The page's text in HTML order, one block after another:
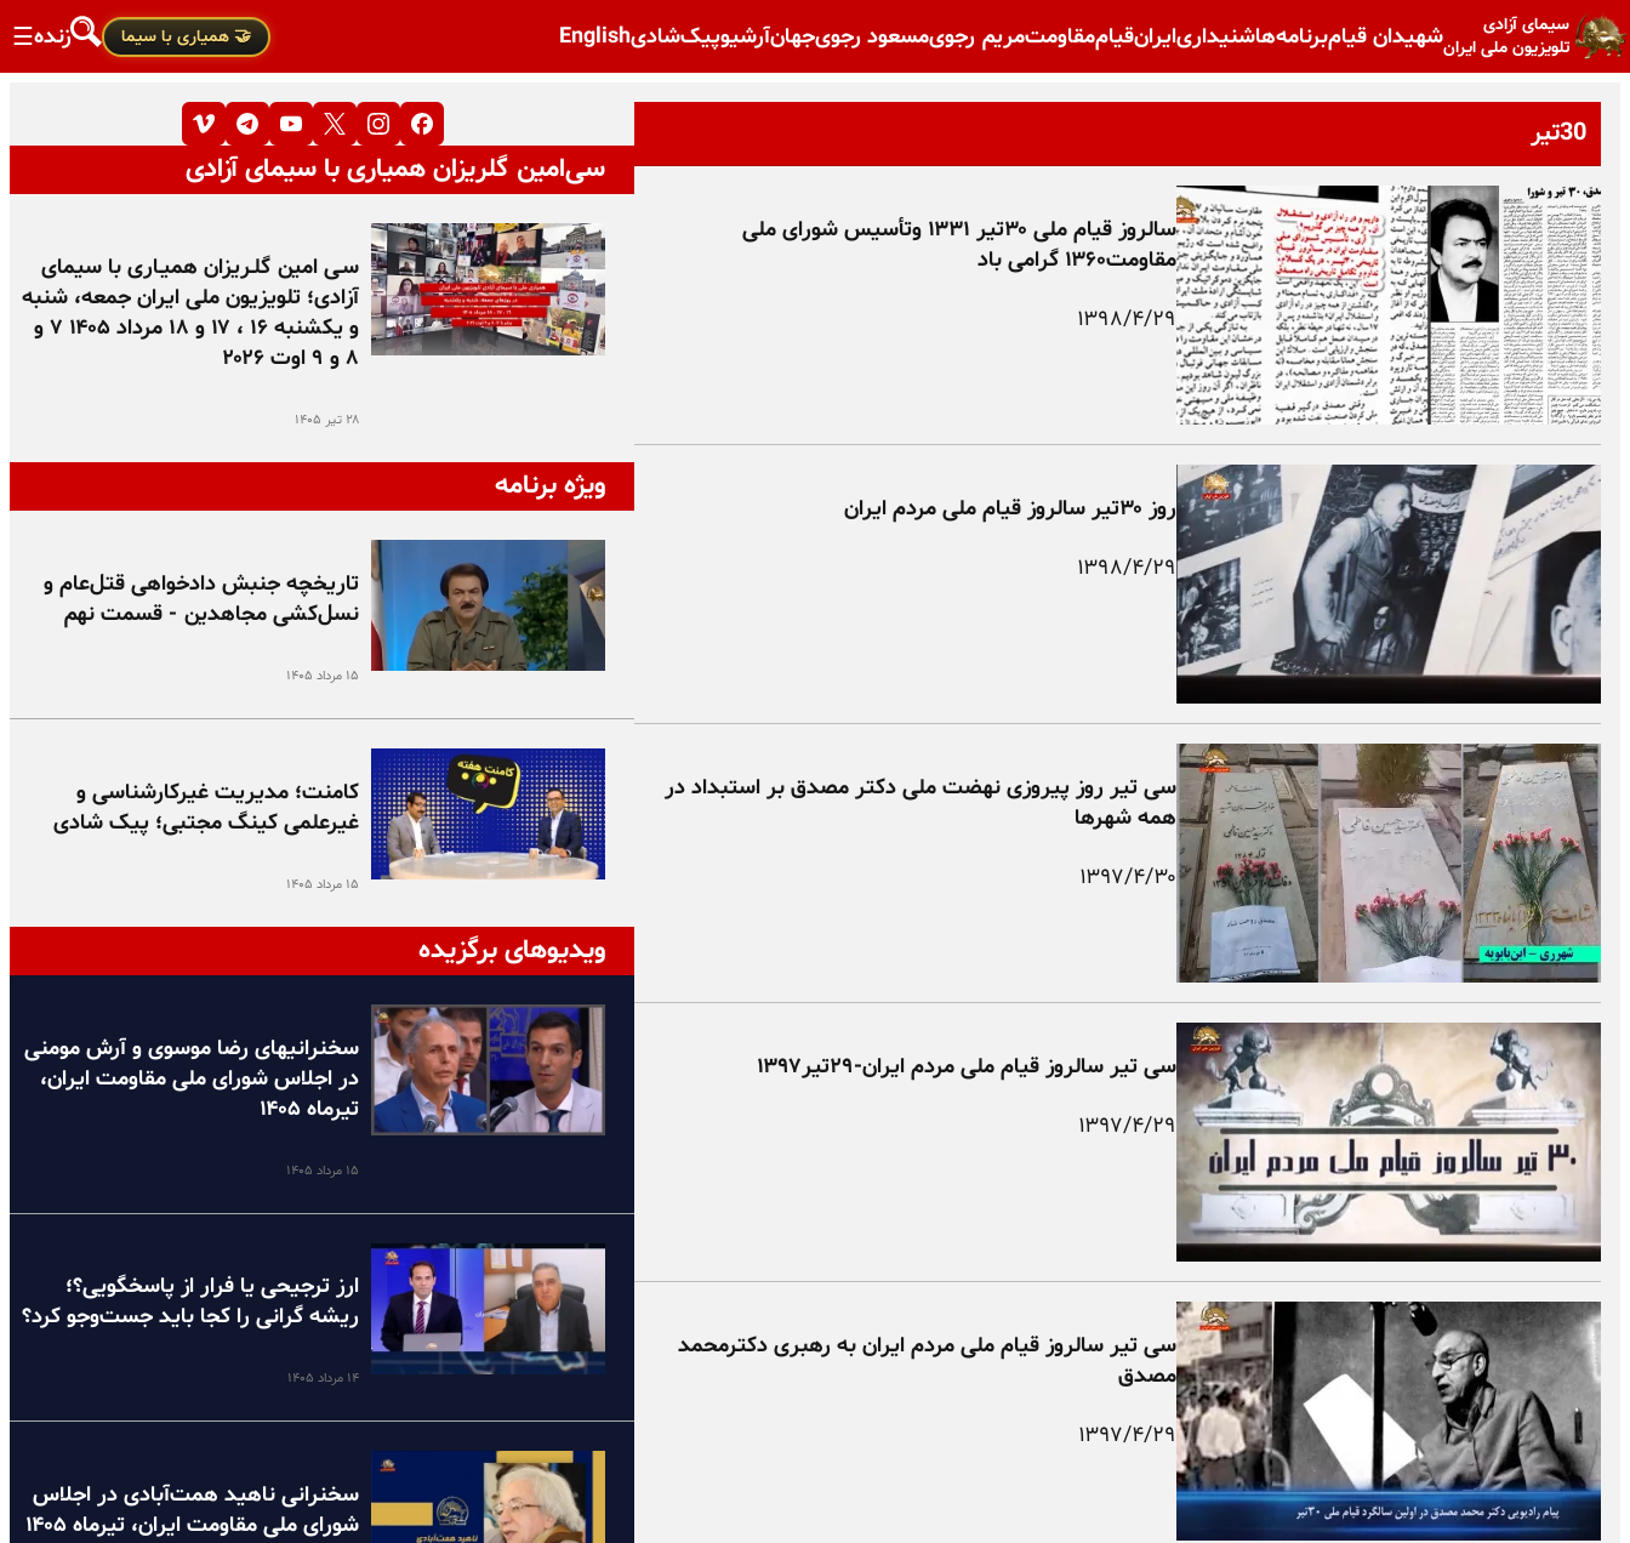
سیمای آزادی
تلویزیون ملی ایرانشهیدان قیامبرنامه‌هاشنیداریایرانقیاممقاومتمریم رجویمسعود رجویجهانآرشیوپیک‌شادیEnglish 🤝 همیاری با سیما زنده☰
30تیر
سالروز قیام ملی ۳۰تیر ۱۳۳۱ وتأسیس شورای ملی
مقاومت۱۳۶۰ گرامی باد
۱۳۹۸/۴/۲۹
روز ۳۰تیر سالروز قیام ملی مردم ایران
۱۳۹۸/۴/۲۹
سی تیر روز پیروزی نهضت ملی دکتر مصدق بر استبداد در
همه شهرها
۱۳۹۷/۴/۳۰
سی تیر سالروز قیام ملی مردم ایران-۲۹تیر۱۳۹۷
۱۳۹۷/۴/۲۹
سی تیر سالروز قیام ملی مردم ایران به رهبری دکترمحمد
مصدق
۱۳۹۷/۴/۲۹
سی‌امین گلریزان همیاری با سیمای آزادی
سـی امین گلـریزان همیـاری با سیمای
آزادی؛ تلویزیون ملی ایران جمعه، شنبه
و یکشنبه ۱۶ ، ۱۷ و ۱۸ مرداد ۱۴۰۵ ۷ و
۸ و ۹ اوت ۲۰۲۶
۲۸ تیر ۱۴۰۵
ویژه برنامه
تاریخچه جنبش دادخواهی قتل‌عام و
نسل‌کشی مجاهدین - قسمت نهم
۱۵ مرداد ۱۴۰۵
کامنت؛ مدیریت غیرکارشناسی و
غیرعلمی کینگ مجتبی؛ پیک شادی
۱۵ مرداد ۱۴۰۵
ویدیوهای برگزیده
سخنرانیهای رضا موسوی و آرش مومنی
در اجلاس شورای ملی مقاومت ایران،
تیرماه ۱۴۰۵
۱۵ مرداد ۱۴۰۵
ارز ترجیحی یا فرار از پاسخگویی؟؛
ریشه گرانی را کجا باید جست‌وجو کرد؟
۱۴ مرداد ۱۴۰۵
سخنرانی ناهید همت‌آبادی در اجلاس
شورای ملی مقاومت ایران، تیرماه ۱۴۰۵